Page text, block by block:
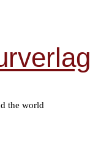
the world